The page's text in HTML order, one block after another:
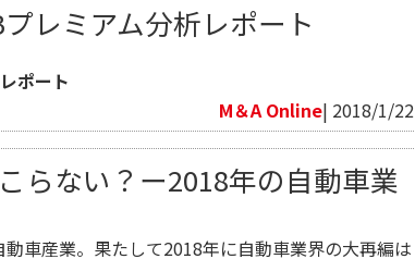
レミアム分析レポート
ポート
M＆A Online| 2018/1/22
らない？ー2018年の自動車業
車産業。果たして2018年に自動車業界の大再編は